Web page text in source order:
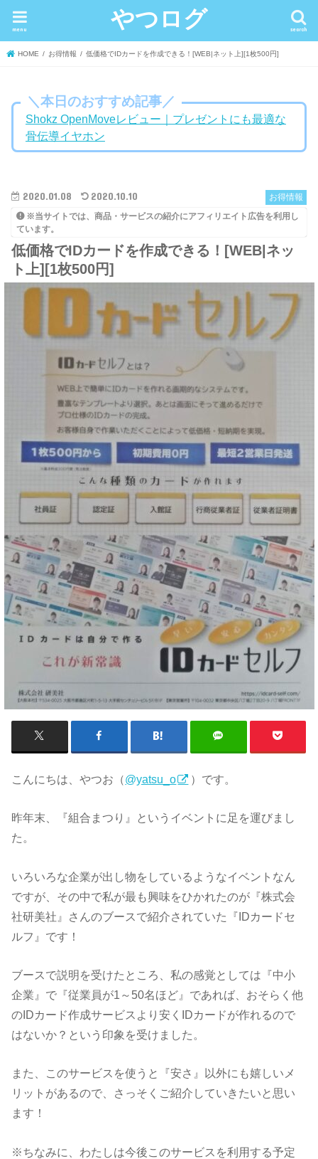
やつログ search
menu
HOME お得情報 低価格でIDカードを作成できる！[WEB|ネット上][1枚500円]
＼本日のおすすめ記事／
Shokz OpenMoveレビュー｜プレゼントにも最適な
骨伝導イヤホン
お得情報
2020.01.08 2020.10.10
※当サイトでは、商品・サービスの紹介にアフィリエイト広告を利用し
ています。
低価格でIDカードを作成できる！[WEB|ネッ
ト上][1枚500円]
こんにちは、やつお（@yatsu_o ）です。
昨年末、『組合まつり』というイベントに足を運びまし
た。
いろいろな企業が出し物をしているようなイベントなん
ですが、その中で私が最も興味をひかれたのが『株式会
社研美社』さんのブースで紹介されていた『IDカードセ
ルフ』です！
ブースで説明を受けたところ、私の感覚としては『中小
企業』で『従業員が1～50名ほど』であれば、おそらく他
のIDカード作成サービスより安くIDカードが作れるので
はないか？という印象を受けました。
また、このサービスを使うと『安さ』以外にも嬉しいメ
リットがあるので、さっそくご紹介していきたいと思い
ます！
※ちなみに、わたしは今後このサービスを利用する予定